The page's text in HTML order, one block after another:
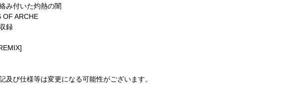
み付いた灼熱の闇
OF ARCHE
録
及び仕様等は変更になる可能性がございます。